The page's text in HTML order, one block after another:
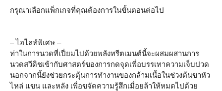
กรุณาเลือกแพ็กเกจที่คุณต้องการในขั้นตอนต่อไป
– ไฮไลท์พิเศษ –
ท่าในการนวดที่เปี่ยมไปด้วยพลังทรีตเมนต์นี้จะผสมผสานการ
นวดสวีดิชเข้ากับศาสตร์ของการกดจุดเพื่อบรรเทาความเจ็บปวด
นอกจากนี้ยังช่วยกระตุ้นการทำงานของกล้ามเนื้อในช่วงต้นขาหัว
ไหล่ แขน และหลัง เพื่อขจัดความรู้สึกเมื่อยล้าให้หมดไปด้วย